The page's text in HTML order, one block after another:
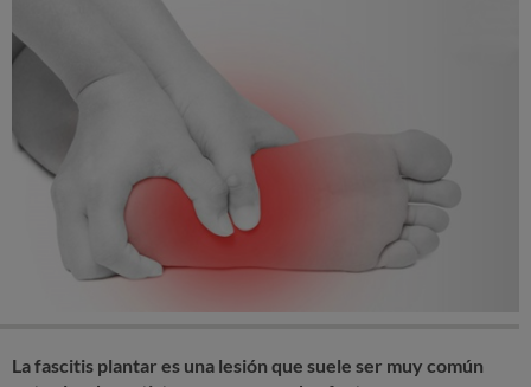
La fascitis plantar es una lesión que suele ser muy común